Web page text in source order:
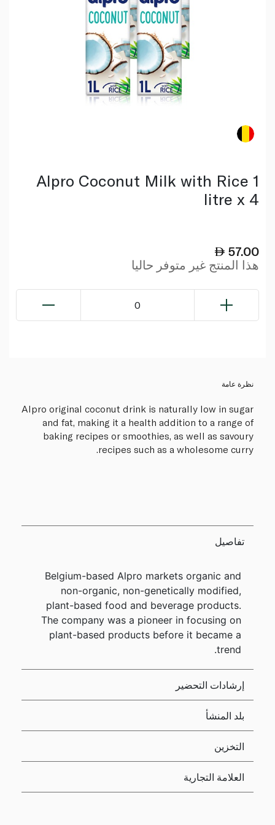
Alpro Coconut Milk with Rice 1
litre x 4
57.00
هذا المنتج غير متوفر حاليا
0
نظرة عامة
Alpro original coconut drink is naturally low in sugar
and fat, making it a health addition to a range of
baking recipes or smoothies, as well as savoury
recipes such as a wholesome curry.
تفاصيل
Belgium-based Alpro markets organic and
non-organic, non-genetically modified,
plant-based food and beverage products.
The company was a pioneer in focusing on
plant-based products before it became a
trend.
إرشادات التحضير
بلد المنشأ
التخزين
العلامة التجارية